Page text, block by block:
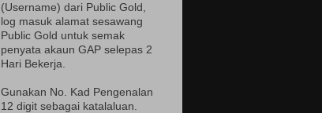
(Username) dari Public Gold,
log masuk alamat sesawang
Public Gold untuk semak
penyata akaun GAP selepas 2
Hari Bekerja.
Gunakan No. Kad Pengenalan
12 digit sebagai katalaluan.